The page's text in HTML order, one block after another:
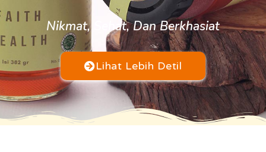
Nikmat, Sehat, Dan Berkhasiat
Lihat Lebih Detil